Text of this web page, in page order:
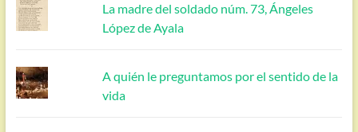
La madre del soldado núm. 73, Ángeles
López de Ayala
A quién le preguntamos por el sentido de la
vida